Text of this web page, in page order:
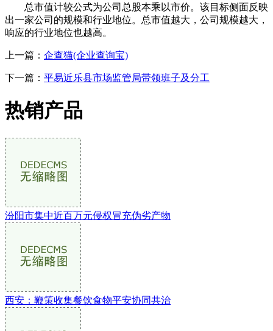
总市值计较公式为公司总股本乘以市价。该目标侧面反映
出一家公司的规模和行业地位。总市值越大，公司规模越大，
响应的行业地位也越高。
上一篇： 企查猫(企业查询宝)
下一篇： 平易近乐县市场监管局带领班子及分工
热销产品
汾阳市集中近百万元侵权冒充伪劣产物
西安：鞭策收集餐饮食物平安协同共治